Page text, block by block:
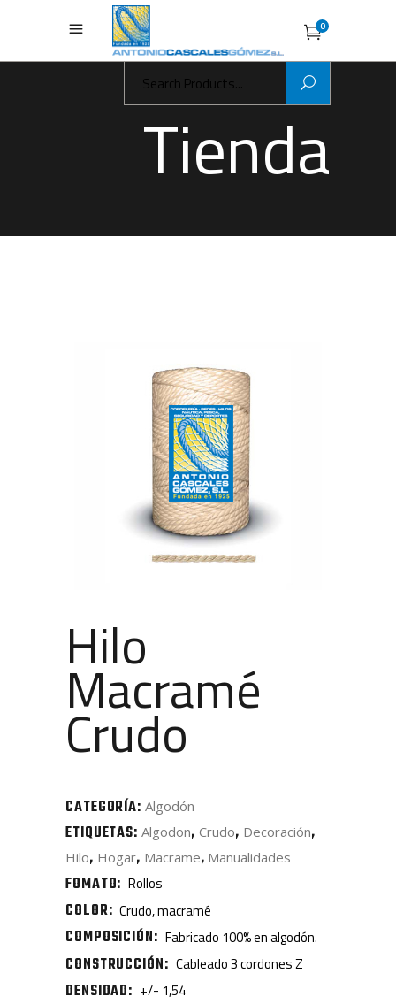
0
Tienda
Hilo
Macramé
Crudo
CATEGORÍA: Algodón
ETIQUETAS: Algodon, Crudo, Decoración,
Hilo, Hogar, Macrame, Manualidades
FOMATO Rollos
COLOR Crudo, macramé
COMPOSICIÓN Fabricado 100% en algodón.
CONSTRUCCIÓN Cableado 3 cordones Z
DENSIDAD +/- 1,54